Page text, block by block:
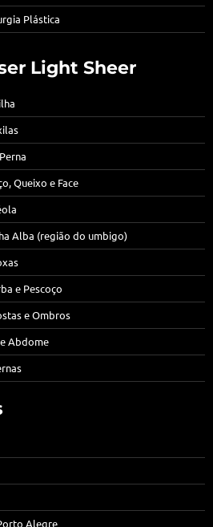
Plástica
Light Sheer
Queixo e Face
Alba (região do umbigo)
e Pescoço
e Ombros
Abdome
Alegre